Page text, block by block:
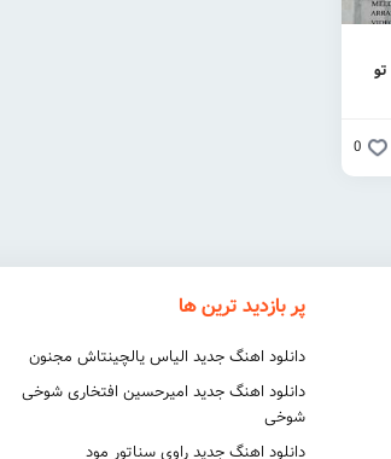
0
پر بازدید ترین ها
دانلود اهنگ جدید الیاس یالچینتاش مجنون
دانلود اهنگ جدید امیرحسین افتخاری شوخی
شوخی
دانلود اهنگ جدید راوی سناتور مود